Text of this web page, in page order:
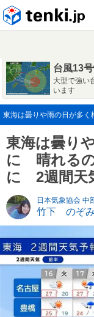
台風13
大型で強い
います
東海は曇りや雨の日が多
東海は曇り
に 晴れる
に 2週間天
日本気象協会 中
竹下 のぞみ